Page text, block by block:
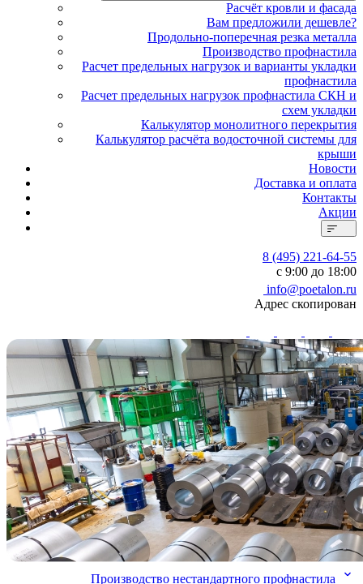
Расчёт кровли и фасада
Вам предложили дешевле?
Продольно-поперечная резка металла
Производство профнастила
Расчет предельных нагрузок и варианты укладки
профнастила
Расчет предельных нагрузок профнастила СКН и
схем укладки
Калькулятор монолитного перекрытия
Калькулятор расчёта водосточной системы для
крыши
Новости
Доставка и оплата
Контакты
Акции
8 (495) 221-64-55
с 9:00 до 18:00
info@poetalon.ru
Адрес скопирован
Производство нестандартного профнастила